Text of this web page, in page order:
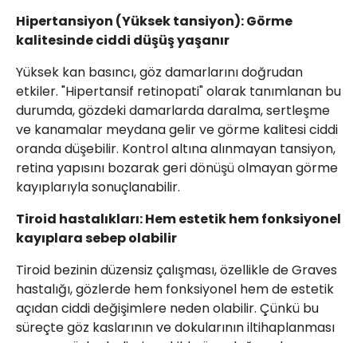
Hipertansiyon (Yüksek tansiyon): Görme
kalitesinde ciddi düşüş yaşanır
Yüksek kan basıncı, göz damarlarını doğrudan
etkiler. "Hipertansif retinopati" olarak tanımlanan bu
durumda, gözdeki damarlarda daralma, sertleşme
ve kanamalar meydana gelir ve görme kalitesi ciddi
oranda düşebilir. Kontrol altına alınmayan tansiyon,
retina yapısını bozarak geri dönüşü olmayan görme
kayıplarıyla sonuçlanabilir.
Tiroid hastalıkları: Hem estetik hem fonksiyonel
kayıplara sebep olabilir
Tiroid bezinin düzensiz çalışması, özellikle de Graves
hastalığı, gözlerde hem fonksiyonel hem de estetik
açıdan ciddi değişimlere neden olabilir. Çünkü bu
süreçte göz kaslarının ve dokularının iltihaplanması